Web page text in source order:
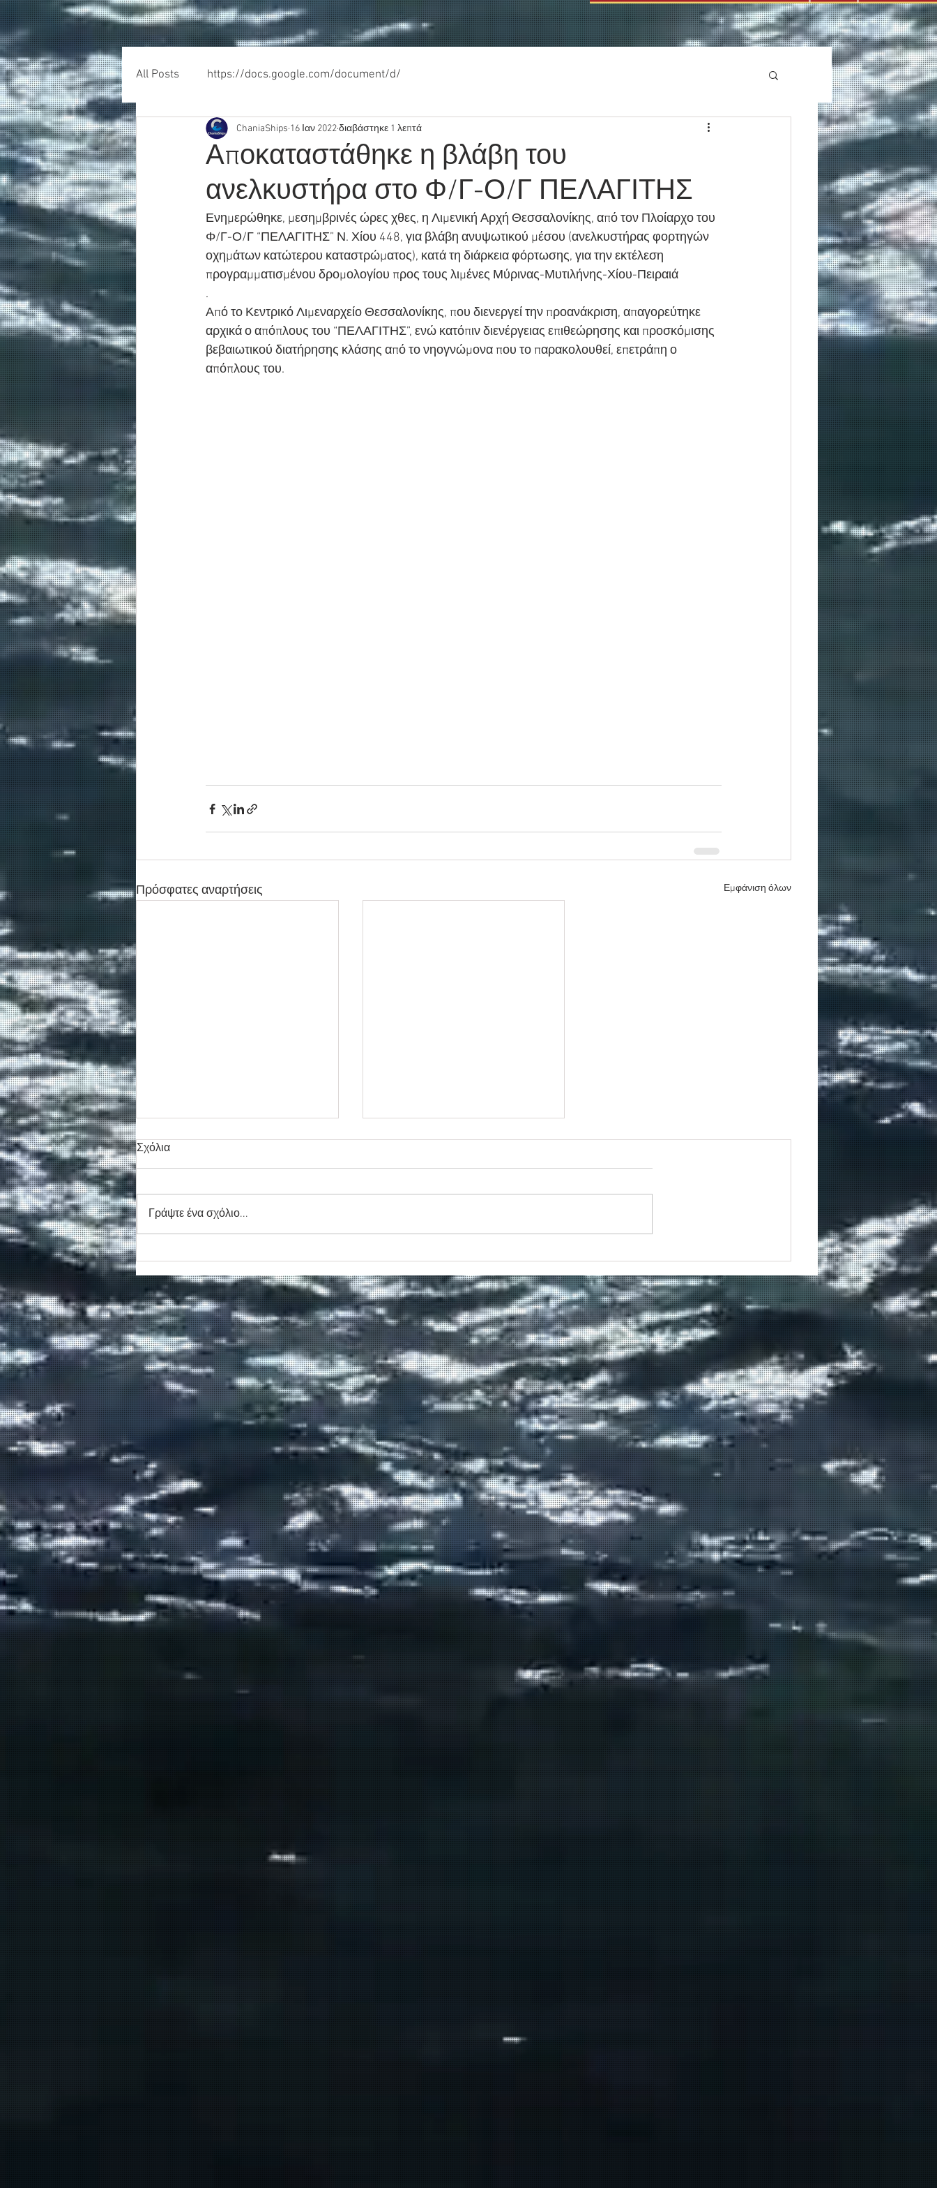
All Posts https://docs.google.com/document/d/
Αποκαταστάθηκε η βλάβη του
ανελκυστήρα στο Φ/Γ-Ο/Γ ΠΕΛΑΓΙΤΗΣ
ChaniaShips 16 Ιαν 2022διαβάστηκε 1 λεπτά
Ενημερώθηκε, μεσημβρινές ώρες χθες, η Λιμενική Αρχή Θεσσαλονίκης, από τον Πλοίαρχο του
Φ/Γ-Ο/Γ “ΠΕΛΑΓΙΤΗΣ” Ν. Χίου 448, για βλάβη ανυψωτικού μέσου (ανελκυστήρας φορτηγών
οχημάτων κατώτερου καταστρώματος), κατά τη διάρκεια φόρτωσης, για την εκτέλεση
προγραμματισμένου δρομολογίου προς τους λιμένες Μύρινας-Μυτιλήνης-Χίου-Πειραιά
.
Από το Κεντρικό Λιμεναρχείο Θεσσαλονίκης, που διενεργεί την προανάκριση, απαγορεύτηκε
αρχικά ο απόπλους του “ΠΕΛΑΓΙΤΗΣ”, ενώ κατόπιν διενέργειας επιθεώρησης και προσκόμισης
βεβαιωτικού διατήρησης κλάσης από το νηογνώμονα που το παρακολουθεί, επετράπη ο
απόπλους του.
Πρόσφατες αναρτήσεις Εμφάνιση όλων
Κασσελάκη στο λιμάνι της
Σούδας
μεταφοράς μεταναστών από τη
Σούδα
Σχόλια
Γράψτε ένα σχόλιο...